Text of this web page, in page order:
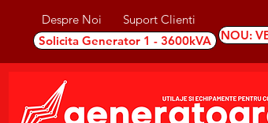
Despre Noi
Suport Clienti
Solicita Generator 1 - 3600kVA
NOU: